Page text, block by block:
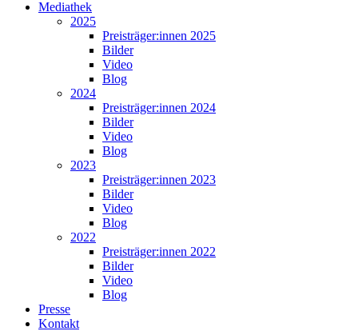
Mediathek
2025
Preisträger:innen 2025
Bilder
Video
Blog
2024
Preisträger:innen 2024
Bilder
Video
Blog
2023
Preisträger:innen 2023
Bilder
Video
Blog
2022
Preisträger:innen 2022
Bilder
Video
Blog
Presse
Kontakt